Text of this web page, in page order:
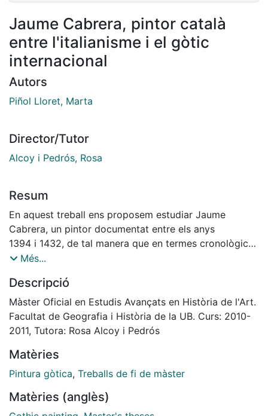
Jaume Cabrera, pintor català
entre l'italianisme i el gòtic
internacional
Autors
Piñol Lloret, Marta
Director/Tutor
Alcoy i Pedrós, Rosa
Resum
En aquest treball ens proposem estudiar Jaume
Cabrera, un pintor documentat entre els anys
1394 i 1432, de tal manera que en termes cronològics i
atenent a la nostra geografia ens situa
veurem aquest mestre mostrarà certes
reticències davant de les propostes més innovadores,
inclinant-se devers els plantejaments
propis de l‟italianisme que tanta importància tingueren
que considerem que cal tenir en compte des d‟un
primer moment és que en absolut cal
però d‟un cert revisionisme de les
Més...
Descripció
Màster Oficial en Estudis Avançats en Història de l'Art.
Facultat de Geografia i Història de la UB. Curs: 2010-
2011, Tutora: Rosa Alcoy i Pedrós
Matèries
Pintura gòtica, Treballs de fi de màster
Matèries (anglès)